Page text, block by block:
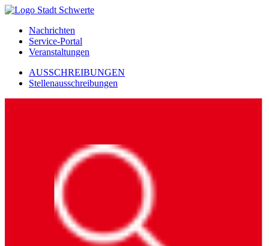
Nachrichten
Service-Portal
Veranstaltungen
AUSSCHREIBUNGEN
Stellenausschreibungen